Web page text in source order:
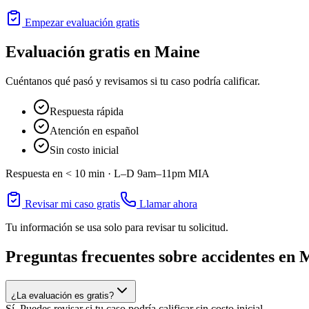
Empezar evaluación gratis
Evaluación gratis en Maine
Cuéntanos qué pasó y revisamos si tu caso podría calificar.
Respuesta rápida
Atención en español
Sin costo inicial
Respuesta en < 10 min · L–D 9am–11pm MIA
Revisar mi caso gratis
Llamar ahora
Tu información se usa solo para revisar tu solicitud.
Preguntas frecuentes sobre accidentes en
¿La evaluación es gratis?